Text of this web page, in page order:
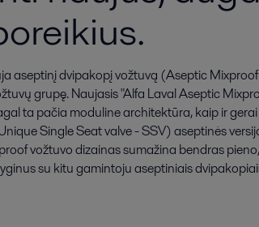
aseptinį dvipakopį vožtuvą (Aseptic
grupę. Naujasis "Alfa Laval Aseptic
ta pačia moduline architektūra, kaip ir
Single Seat valve - SSV) aseptinės
vožtuvo dizainas sumažina bendras
su kitu gamintoju aseptiniais